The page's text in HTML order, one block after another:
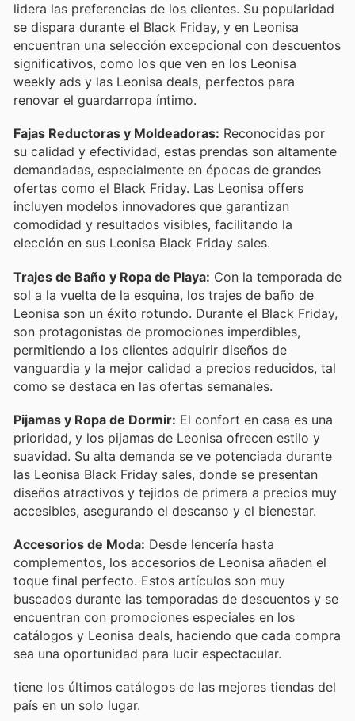
lidera las preferencias de los clientes. Su popularidad
se dispara durante el Black Friday, y en Leonisa
encuentran una selección excepcional con descuentos
significativos, como los que ven en los Leonisa
weekly ads y las Leonisa deals, perfectos para
renovar el guardarropa íntimo.
Fajas Reductoras y Moldeadoras: Reconocidas por
su calidad y efectividad, estas prendas son altamente
demandadas, especialmente en épocas de grandes
ofertas como el Black Friday. Las Leonisa offers
incluyen modelos innovadores que garantizan
comodidad y resultados visibles, facilitando la
elección en sus Leonisa Black Friday sales.
Trajes de Baño y Ropa de Playa: Con la temporada de
sol a la vuelta de la esquina, los trajes de baño de
Leonisa son un éxito rotundo. Durante el Black Friday,
son protagonistas de promociones imperdibles,
permitiendo a los clientes adquirir diseños de
vanguardia y la mejor calidad a precios reducidos, tal
como se destaca en las ofertas semanales.
Pijamas y Ropa de Dormir: El confort en casa es una
prioridad, y los pijamas de Leonisa ofrecen estilo y
suavidad. Su alta demanda se ve potenciada durante
las Leonisa Black Friday sales, donde se presentan
diseños atractivos y tejidos de primera a precios muy
accesibles, asegurando el descanso y el bienestar.
Accesorios de Moda: Desde lencería hasta
complementos, los accesorios de Leonisa añaden el
toque final perfecto. Estos artículos son muy
buscados durante las temporadas de descuentos y se
encuentran con promociones especiales en los
catálogos y Leonisa deals, haciendo que cada compra
sea una oportunidad para lucir espectacular.
tiene los últimos catálogos de las mejores tiendas del
país en un solo lugar.